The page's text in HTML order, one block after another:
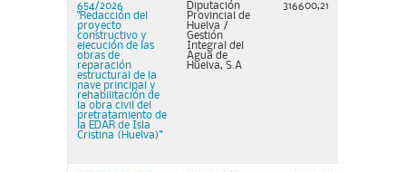
654/2026
"Redacción del
proyecto
constructivo y
ejecución de las
obras de
reparación
estructural de la
nave principal y
rehabilitación de
la obra civil del
pretratamiento de
la EDAR de Isla
Cristina (Huelva)"
Diputación
Provincial de
Huelva /
Gestión
Integral del
Agua de
Huelva, S.A
316600,21